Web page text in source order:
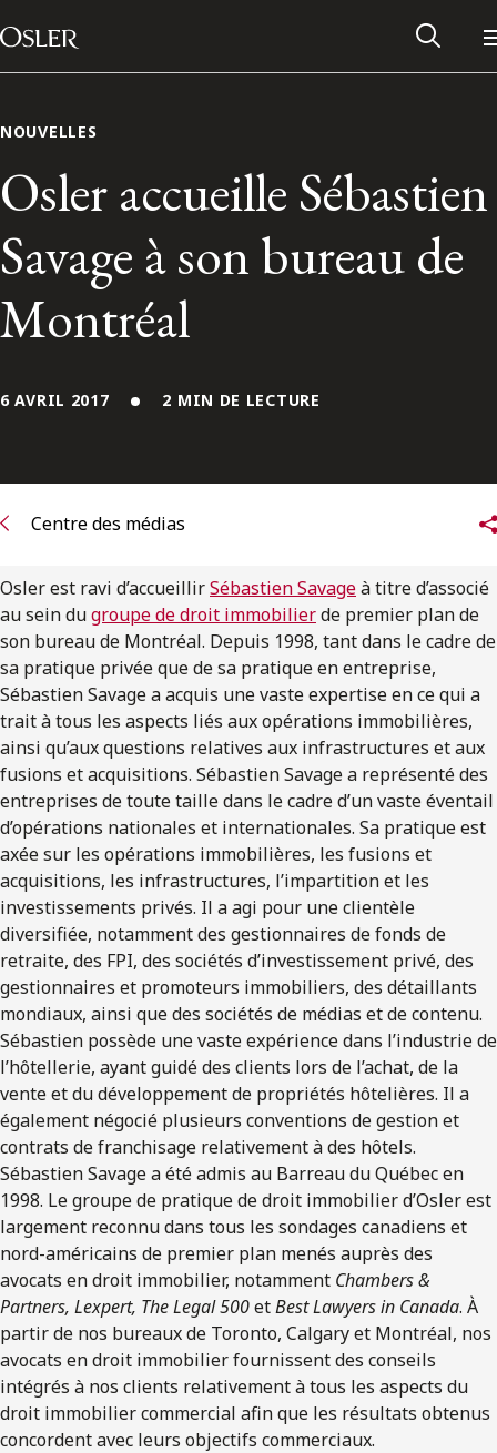
Passer au contenu
Main Navigation
S’abonner aux articles Osler
S’abonner
NOUVELLES
Osler accueille Sébastien
Savage à son bureau de
Montréal
6 AVRIL 2017 2 MIN DE LECTURE
Centre des médias
Osler est ravi d’accueillirSébastien Savageà titre d’associé
au sein dugroupe de droit immobilierde premier plan de
son bureau de Montréal. Depuis 1998, tant dans le cadre de
sa pratique privée que de sa pratique en entreprise,
Sébastien Savage a acquis une vaste expertise en ce qui a
trait à tous les aspects liés aux opérations immobilières,
ainsi qu’aux questions relatives aux infrastructures et aux
fusions et acquisitions. Sébastien Savage a représenté des
entreprises de toute taille dans le cadre d’un vaste éventail
d’opérations nationales et internationales. Sa pratique est
axée sur les opérations immobilières, les fusions et
acquisitions, les infrastructures, l’impartition et les
investissements privés. Il a agi pour une clientèle
diversifiée, notamment des gestionnaires de fonds de
retraite, des FPI, des sociétés d’investissement privé, des
gestionnaires et promoteurs immobiliers, des détaillants
mondiaux, ainsi que des sociétés de médias et de contenu.
Sébastien possède une vaste expérience dans l’industrie de
l’hôtellerie, ayant guidé des clients lors de l’achat, de la
vente et du développement de propriétés hôtelières. Il a
également négocié plusieurs conventions de gestion et
contrats de franchisage relativement à des hôtels.
Sébastien Savage a été admis au Barreau du Québec en
1998. Le groupe de pratique de droit immobilier d’Osler est
largement reconnu dans tous les sondages canadiens et
nord-américains de premier plan menés auprès des
avocats en droit immobilier, notamment Chambers &
Partners, Lexpert, The Legal 500etBest Lawyers in Canada. À
partir de nos bureaux de Toronto, Calgary et Montréal, nos
avocats en droit immobilier fournissent des conseils
intégrés à nos clients relativement à tous les aspects du
droit immobilier commercial afin que les résultats obtenus
concordent avec leurs objectifs commerciaux.